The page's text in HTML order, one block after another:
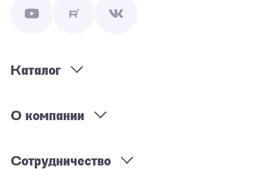
Каталог
О компании
Сотрудничество